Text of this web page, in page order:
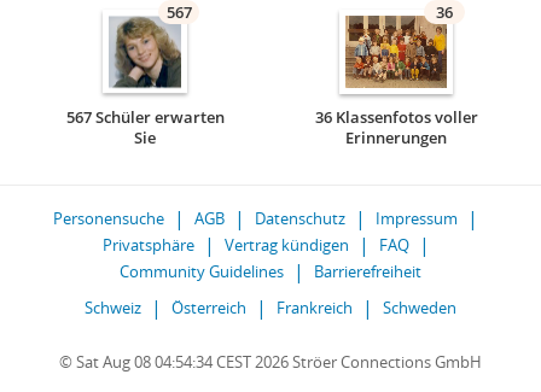
567
567 Schüler erwarten
Sie
36
36 Klassenfotos voller
Erinnerungen
Personensuche AGB Datenschutz
Impressum
Privatsphäre
Vertrag kündigen
FAQ
Community Guidelines
Barrierefreiheit
Schweiz
Österreich Frankreich Schweden
© Sat Aug 08 04:54:34 CEST 2026 Ströer Connections GmbH